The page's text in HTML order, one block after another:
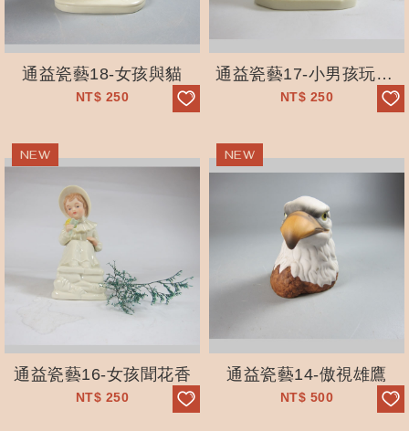
通益瓷藝18-女孩與貓
NT$ 250
通益瓷藝17-小男孩玩火車
NT$ 250
通益瓷藝16-女孩聞花香
NT$ 250
通益瓷藝14-傲視雄鷹
NT$ 500